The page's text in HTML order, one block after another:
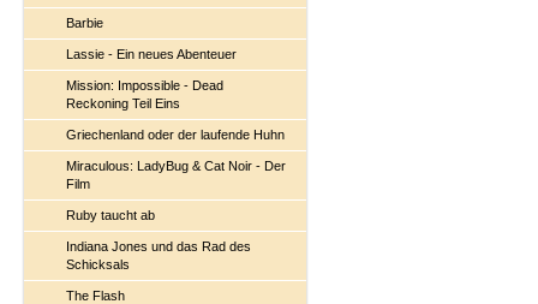
Barbie
Lassie - Ein neues Abenteuer
Mission: Impossible - Dead
Reckoning Teil Eins
Griechenland oder der laufende Huhn
Miraculous: LadyBug & Cat Noir - Der
Film
Ruby taucht ab
Indiana Jones und das Rad des
Schicksals
The Flash